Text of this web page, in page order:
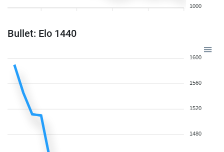
1000
Bullet: Elo 1440
1600
1560
1520
1480